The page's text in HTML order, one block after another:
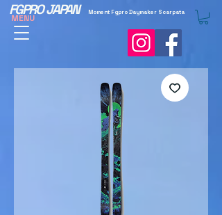
MENU
FGPRO JAPAN Moment Fgpro Daymaker Scarpata